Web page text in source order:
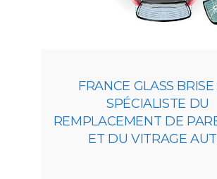
FRANCE GLASS BRISE
SPÉCIALISTE DU
REMPLACEMENT DE
ET DU VITRAGE